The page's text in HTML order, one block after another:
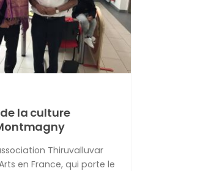
la culture
Thiruvalluvar
en France, qui porte le